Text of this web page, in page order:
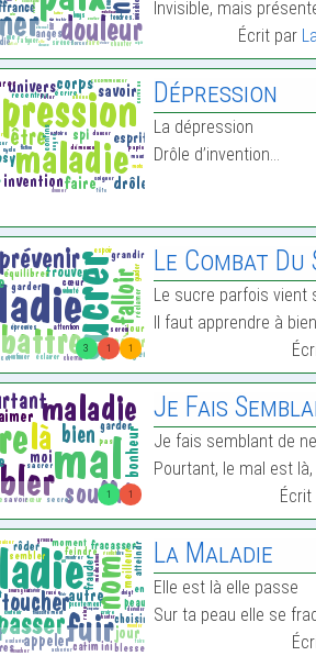
Invisible, mais
Écrit par
Dépression
La dépression
Drôle d’invention…
3 1 1
Le Combat
Le sucre parfois vient
Il faut apprendre à
1 1
Je Fais
Je fais semblant de
Pourtant, le mal est
Écrit
La Maladie
Elle est là elle passe
Sur ta peau elle se